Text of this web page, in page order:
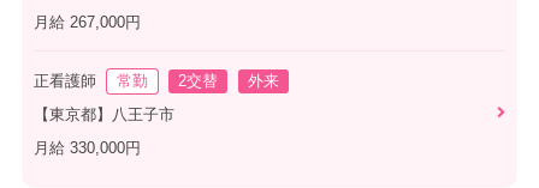
月給 267,000円
正看護師 常勤 2交替
外来
【東京都】八王子市
月給 330,000円